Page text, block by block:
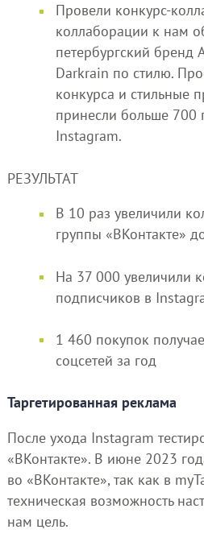
Провели конкурс-
коллаборации к нам
петербургский бренд
Darkrain по стилю.
конкурса и стильные
принесли больше 700
Instagram.
РЕЗУЛЬТАТ
В 10 раз увеличили
группы «ВКонтакте»
На 37 000 увеличили
подписчиков в
1 460 покупок
соцсетей за год
Таргетированная реклама
После ухода Instagram
«ВКонтакте». В июне 2023
во «ВКонтакте», так как в
техническая возможность
нам цель.